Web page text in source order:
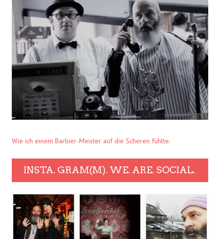
Wie ich einem Barbier-Meister auf die Scheren fühlte.
INSTA. GRAM(M). WE. ARE. SOCIAL.